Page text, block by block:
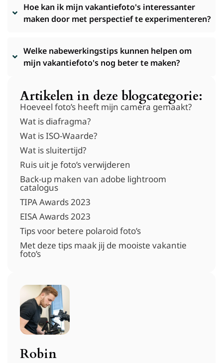
Hoe kan ik mijn vakantiefoto's interessanter
maken door met perspectief te experimenteren?
Welke nabewerkingstips kunnen helpen om
mijn vakantiefoto's nog beter te maken?
Artikelen in deze blogcategorie:
Hoeveel foto’s heeft mijn camera gemaakt?
Wat is diafragma?
Wat is ISO-Waarde?
Wat is sluitertijd?
Ruis uit je foto’s verwijderen
Back-up maken van adobe lightroom
catalogus
TIPA Awards 2023
EISA Awards 2023
Tips voor betere polaroid foto’s
Met deze tips maak jij de mooiste vakantie
foto’s
Robin